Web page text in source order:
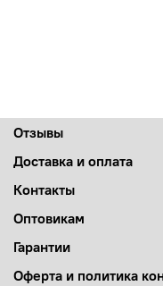
Отзывы
Доставка и оплата
Контакты
Оптовикам
Гарантии
Оферта и политика